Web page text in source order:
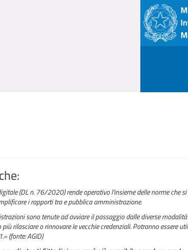
(DL n. 76/2020) rende operativo l'insieme delle norme che
i rapporti tra e pubblica amministrazione.
sono tenute ad avviare il passaggio dalle diverse
rilasciare o rinnovare le vecchie credenziali. Potranno essere
(fonte: AGID)